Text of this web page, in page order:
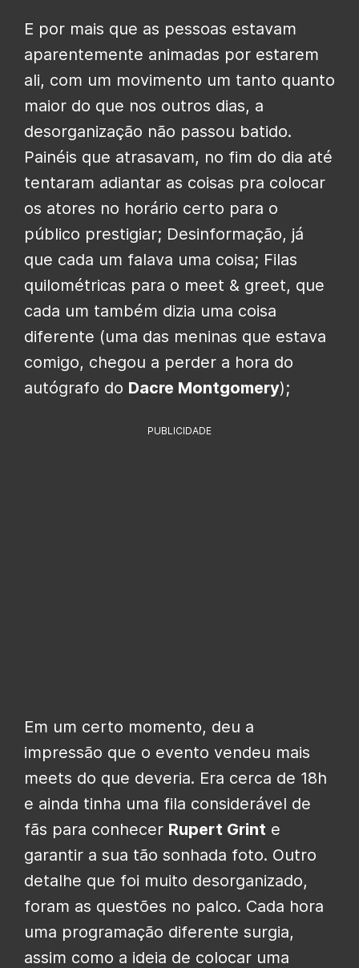
E por mais que as pessoas estavam
aparentemente animadas por estarem
ali, com um movimento um tanto quanto
maior do que nos outros dias, a
desorganização não passou batido.
Painéis que atrasavam, no fim do dia até
tentaram adiantar as coisas pra colocar
os atores no horário certo para o
público prestigiar; Desinformação, já
que cada um falava uma coisa; Filas
quilométricas para o meet & greet, que
cada um também dizia uma coisa
diferente (uma das meninas que estava
comigo, chegou a perder a hora do
autógrafo do Dacre Montgomery);
PUBLICIDADE
Em um certo momento, deu a
impressão que o evento vendeu mais
meets do que deveria. Era cerca de 18h
e ainda tinha uma fila considerável de
fãs para conhecer Rupert Grint e
garantir a sua tão sonhada foto. Outro
detalhe que foi muito desorganizado,
foram as questões no palco. Cada hora
uma programação diferente surgia,
assim como a ideia de colocar uma